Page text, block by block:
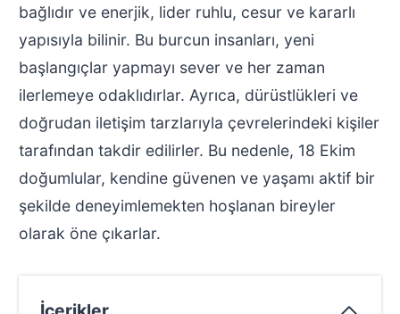
bağlıdır ve enerjik, lider ruhlu, cesur ve kararlı
yapısıyla bilinir. Bu burcun insanları, yeni
başlangıçlar yapmayı sever ve her zaman
ilerlemeye odaklıdırlar. Ayrıca, dürüstlükleri ve
doğrudan iletişim tarzlarıyla çevrelerindeki kişiler
tarafından takdir edilirler. Bu nedenle, 18 Ekim
doğumlular, kendine güvenen ve yaşamı aktif bir
şekilde deneyimlemekten hoşlanan bireyler
olarak öne çıkarlar.